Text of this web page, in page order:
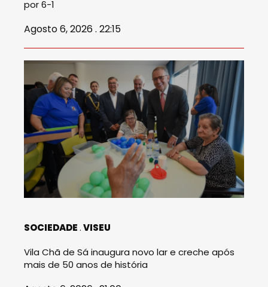
por 6-1
Agosto 6, 2026 . 22:15
SOCIEDADE VISEU
Vila Chã de Sá inaugura novo lar e creche após
mais de 50 anos de história